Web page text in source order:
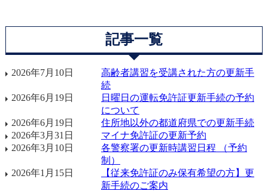
記事一覧
2026年7月10日
高齢者講習を受講された方の更新手
続
2026年6月19日
日曜日の運転免許証更新手続の予約
について
2026年6月19日
住所地以外の都道府県での更新手続
2026年3月31日
マイナ免許証の更新予約
2026年3月10日
各警察署の更新時講習日程 （予約
制）
2026年1月15日
【従来免許証のみ保有希望の方】更
新手続のご案内